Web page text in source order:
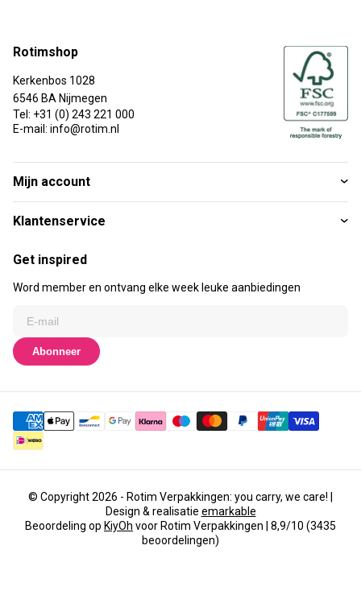
Rotimshop
Kerkenbos 1028
6546 BA Nijmegen
Tel: +31 (0) 243 221 000
E-mail: info@rotim.nl
Mijn account
Klantenservice
Get inspired
Word member en ontvang elke week leuke aanbiedingen
Abonneer
© Copyright 2026 - Rotim Verpakkingen: you carry, we care! |
Design & realisatie emarkable
Beoordeling op KiyOh voor Rotim Verpakkingen | 8,9/10 (3435
beoordelingen)